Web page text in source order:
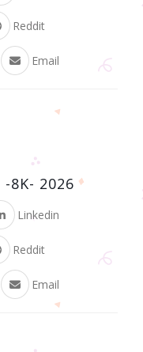
Reddit
Email
-8K- 2026
Linkedin
Reddit
Email